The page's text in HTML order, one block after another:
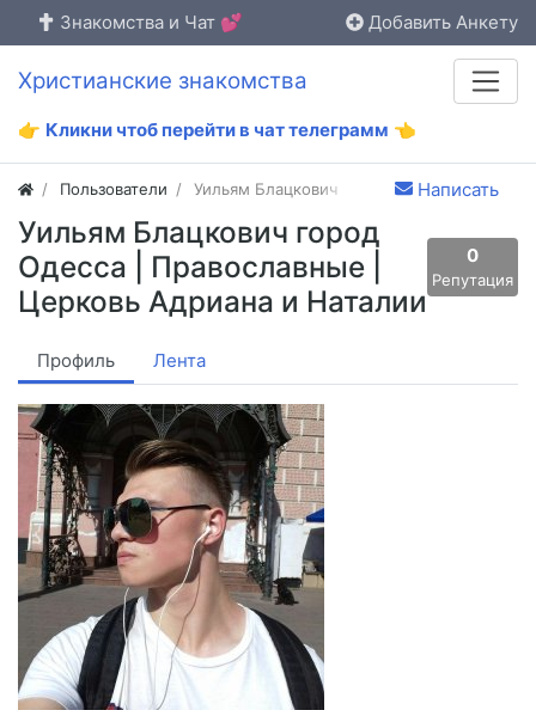
Знакомства и Чат 💕 Добавить Анкету
Христианские знакомства
👉 Кликни чтоб перейти в чат телеграмм 👈
Пользователи Уильям Блацкович Написать
Уильям Блацкович город
Одесса | Православные |
Церковь Адриана и Наталии
0
Репутация
Профиль Лента